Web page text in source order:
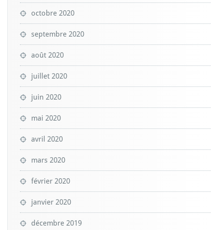
octobre 2020
septembre 2020
août 2020
juillet 2020
juin 2020
mai 2020
avril 2020
mars 2020
février 2020
janvier 2020
décembre 2019